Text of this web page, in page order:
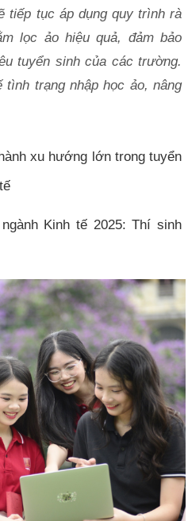
tiếp tục áp dụng quy trình rà
lọc ảo hiệu quả, đảm bảo
tuyển sinh của các trường.
tình trạng nhập học ảo, nâng
xu hướng lớn trong tuyển
Kinh tế 2025: Thí sinh